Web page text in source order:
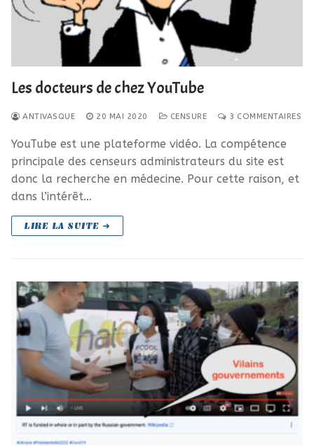
Les docteurs de chez YouTube
ANTIVASQUE 20 MAI 2020 CENSURE 3 COMMENTAIRES
YouTube est une plateforme vidéo. La compétence
principale des censeurs administrateurs du site est
donc la recherche en médecine. Pour cette raison, et
dans l’intérêt…
LIRE LA SUITE ➜